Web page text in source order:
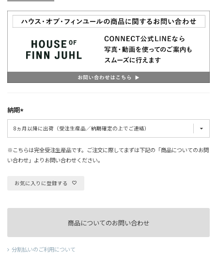
納期
※こちらは完全受注生産品です。ご注文に際してまずは下記の「商品についてのお問
い合わせ」よりお問い合わせください。
お気に入りに登録する
商品についてのお問い合わせ
分割払いのご利用について